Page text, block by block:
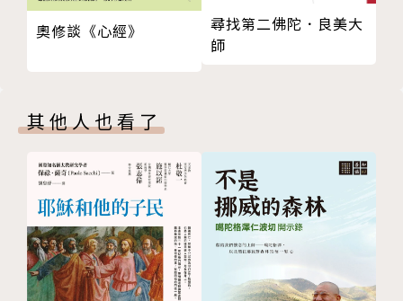
此刊物的宗旨：引領迷失之羊，堅固信徒之信仰，解釋
得勝之途徑、成聖之要義，以導信徒走進完全之域，為
奉獻一切（詩）（附譜）
冬季 第四十冊
忠告敎會中的領袖
喜樂的早晨
耶穌究竟用多少餅使五千人喫飽了呢？
一個貴重的見證
强盜也說憑良心
信的人有永生
以迦博
花貓的故事
奧修談《心經》
尋找第二佛陀．良美大
師
其他人也看了